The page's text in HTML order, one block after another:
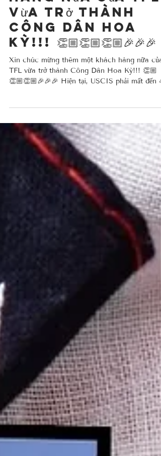
thêm một khách
hàng nữa của TFL
vừa trở thành
Công Dân Hoa
Kỳ!!! 👏🏼👏🏼👏🏼🎉🎉🎉
Xin chúc mừng thêm một khách hàng nữa của
Đơn Loại Bỏ Điều Kiện (hay còn gọi là đơn xin
thẻ xanh 10 năm)! 🕰️ Những đương đơn đủ điều
kiện có thể đẩy nhanh quá trình này bằng cách
đăng ký nhập tịch. Khách hàng của chúng tôi từ
một thường trú nhân có điều kiện (thẻ xanh 2
năm) đã trở thành Công Dân Mỹ chỉ trong
chưa đến 18 tháng! Hãy gọi cho